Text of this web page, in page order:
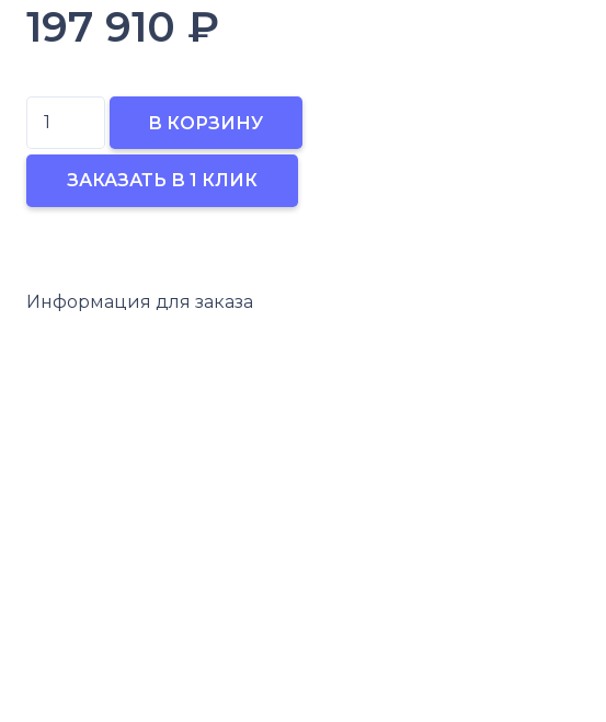
197 910 ₽
Количество
товара
Тепловая
завеса
В КОРЗИНУ
ЗАКАЗАТЬ В 1 КЛИК
Информация для заказа